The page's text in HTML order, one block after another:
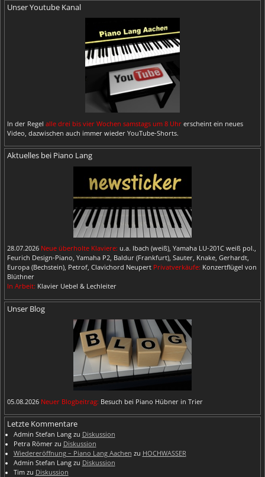
Unser Youtube Kanal
In der Regel alle drei bis vier Wochen samstags um 8 Uhr erscheint ein neues
Video, dazwischen auch immer wieder YouTube-Shorts.
Aktuelles bei Piano Lang
28.07.2026 Neue überholte Klaviere: u.a. Ibach (weiß), Yamaha LU-201C weiß pol.,
Feurich Design-Piano, Yamaha P2, Baldur (Frankfurt), Sauter, Knake, Gerhardt,
Europa (Bechstein), Petrof, Clavichord Neupert Privatverkäufe: Konzertflügel von
Blüthner
In Arbeit: Klavier Uebel & Lechleiter
Unser Blog
05.08.2026 Neuer Blogbeitrag: Besuch bei Piano Hübner in Trier
Letzte Kommentare
Admin Stefan Langzu Diskussion
Petra Römerzu Diskussion
Wiedereröffnung – Piano Lang Aachen zu HOCHWASSER
Admin Stefan Langzu Diskussion
Timzu Diskussion